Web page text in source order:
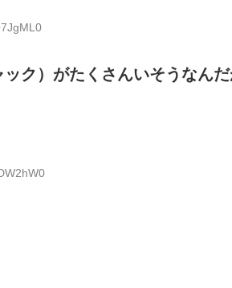
ク）がたくさんいそうなんだ